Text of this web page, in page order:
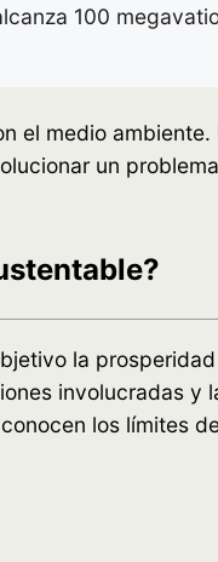
100
el medio
un
la
involucradas y
los límites